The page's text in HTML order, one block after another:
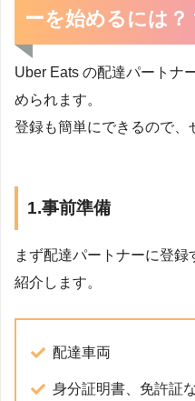
ーを始めるには？
Uber Eats の配達パートナ
められます。
登録も簡単にできるので、
1.事前準備
まず配達パートナーに登
紹介します。
配達車両
身分証明書、免許証